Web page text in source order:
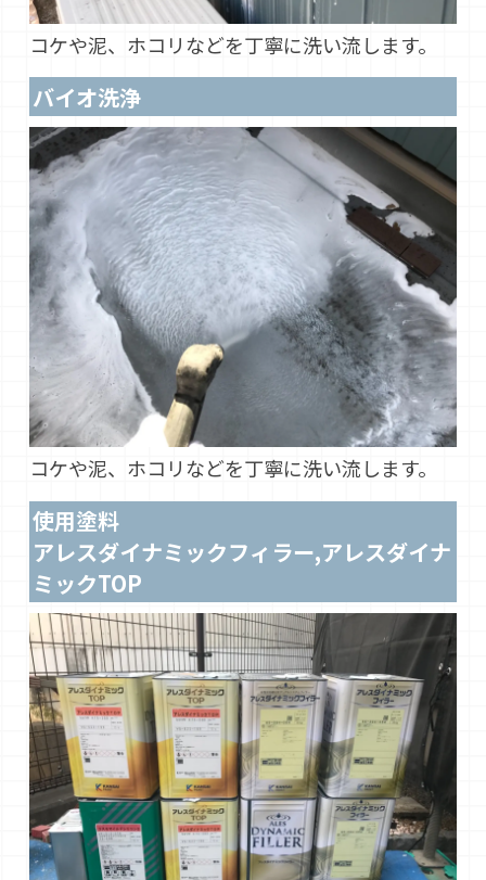
コケや泥、ホコリなどを丁寧に洗い流します。
バイオ洗浄
コケや泥、ホコリなどを丁寧に洗い流します。
使用塗料
アレスダイナミックフィラー,アレスダイナ
ミックTOP